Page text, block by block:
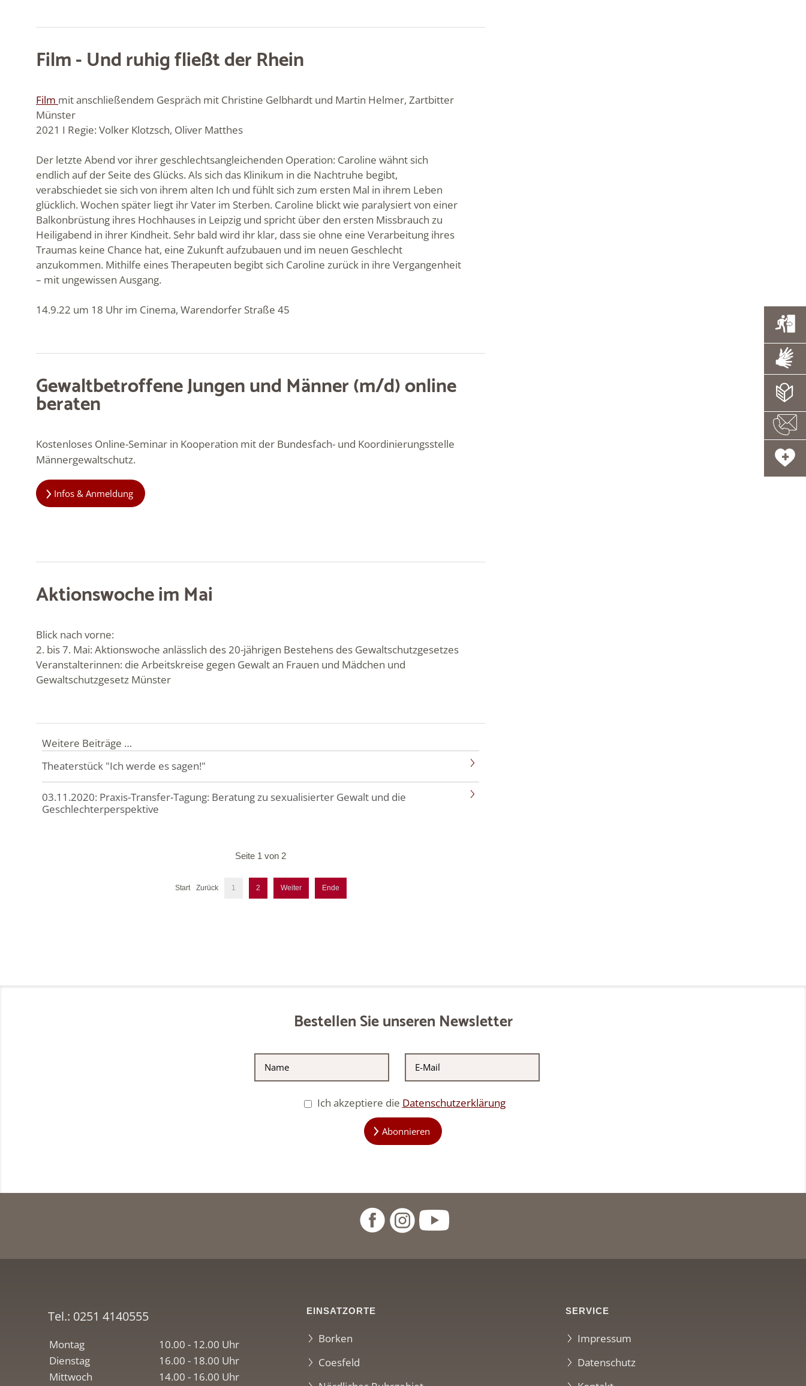
Film - Und ruhig fließt der Rhein
Film mit anschließendem Gespräch mit Christine Gelbhardt und Martin Helmer, Zartbitter
Münster
2021 I Regie: Volker Klotzsch, Oliver Matthes
Der letzte Abend vor ihrer geschlechtsangleichenden Operation: Caroline wähnt sich
endlich auf der Seite des Glücks. Als sich das Klinikum in die Nachtruhe begibt,
verabschiedet sie sich von ihrem alten Ich und fühlt sich zum ersten Mal in ihrem Leben
glücklich. Wochen später liegt ihr Vater im Sterben. Caroline blickt wie paralysiert von einer
Balkonbrüstung ihres Hochhauses in Leipzig und spricht über den ersten Missbrauch zu
Heiligabend in ihrer Kindheit. Sehr bald wird ihr klar, dass sie ohne eine Verarbeitung ihres
Traumas keine Chance hat, eine Zukunft aufzubauen und im neuen Geschlecht
anzukommen. Mithilfe eines Therapeuten begibt sich Caroline zurück in ihre Vergangenheit
– mit ungewissen Ausgang.
14.9.22 um 18 Uhr im Cinema, Warendorfer Straße 45
Gewaltbetroffene Jungen und Männer (m/d) online
beraten
Kostenloses Online-Seminar in Kooperation mit der Bundesfach- und Koordinierungsstelle
Männergewaltschutz.
Infos & Anmeldung
Aktionswoche im Mai
Blick nach vorne:
2. bis 7. Mai: Aktionswoche anlässlich des 20-jährigen Bestehens des Gewaltschutzgesetzes
Veranstalterinnen: die Arbeitskreise gegen Gewalt an Frauen und Mädchen und
Gewaltschutzgesetz Münster
Weitere Beiträge …
Theaterstück "Ich werde es sagen!"
03.11.2020: Praxis-Transfer-Tagung: Beratung zu sexualisierter Gewalt und die
Geschlechterperspektive
Seite 1 von 2
Start Zurück 1 2 Weiter Ende
Bestellen Sie unseren Newsletter
Ich akzeptiere die Datenschutzerklärung
Abonnieren
Tel.: 0251 4140555
Montag
10.00 - 12.00 Uhr
Dienstag
16.00 - 18.00 Uhr
Mittwoch
14.00 - 16.00 Uhr
EINSATZORTE
Borken
Coesfeld
SERVICE
Impressum
Datenschutz